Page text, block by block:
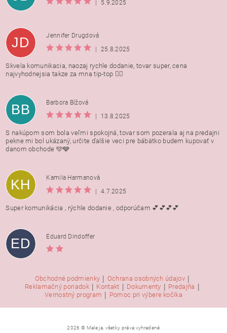
|
5.9.2025
JD
Jennifer Drugdová
|
25.8.2025
Skvela komunikacia, naozaj rychle dodanie, tovar super, cena
najvyhodnejsia takze za mna tip-top 👍🏻
BB
Barbora Bížová
|
13.8.2025
S nakúpom som bola veľmi spokojná, tovar som pozerala aj na predajni
pekne mi bol ukázaný, určite ďalšie veci pre bábätko budem kupovať v
danom obchode 🩵🩶
KH
Kamila Harmanovà
|
4.7.2025
Super komunikácia , rýchle dodanie , odporúčam 💕💕💕💕
ED Eduard Dindoffer
Obchodné podmienky | Ochrana osobných údajov |
Reklamačný poriadok | Kontakt | Dokumenty | Predajňa |
Vernostný program | Pomoc pri výbere kočíka
2026 © Male ja, všetky práva vyhradené